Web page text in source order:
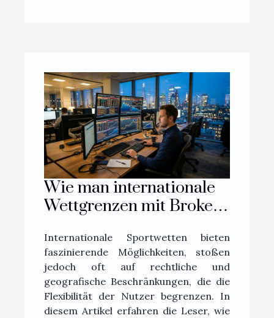
Wie man internationale
Wettgrenzen mit Brokern
Internationale Sportwetten bieten
faszinierende Möglichkeiten, stoßen
jedoch oft auf rechtliche und
geografische Beschränkungen, die die
Flexibilität der Nutzer begrenzen. In
diesem Artikel erfahren die Leser, wie